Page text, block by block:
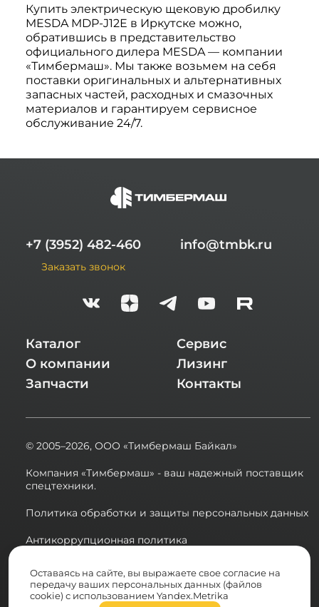
Купить электрическую щековую дробилку
MESDA MDP-J12Е в Иркутске можно,
обратившись в представительство
официального дилера MESDA — компании
«Тимбермаш». Мы также возьмем на себя
поставки оригинальных и альтернативных
запасных частей, расходных и смазочных
материалов и гарантируем сервисное
обслуживание 24/7.
+7 (3952) 482-460
Заказать звонок
info@tmbk.ru
Каталог
О компании
Запчасти
Сервис
Лизинг
Контакты
© 2005–2026, ООО «Тимбермаш Байкал»
Компания «Тимбермаш» - ваш надежный поставщик
спецтехники.
Политика обработки и защиты персональных данных
Антикоррупционная политика
Сводная ведомость результатов проведения СОУТ в
2025 году
Оставаясь на сайте, вы выражаете свое согласие на
передачу ваших персональных данных (файлов
cookie) с использованием Yandex.Metrika